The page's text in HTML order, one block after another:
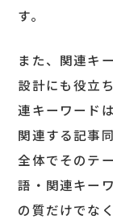
す。
また、関連キ
設計にも役立
連キーワード
関連する記事
全体でそのテ
語・関連キー
の質だけでな